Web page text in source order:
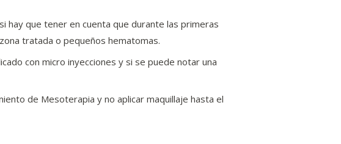
que tener en cuenta que durante las primeras
tratada o pequeños hematomas.
con micro inyecciones y si se puede notar una
de Mesoterapia y no aplicar maquillaje hasta el